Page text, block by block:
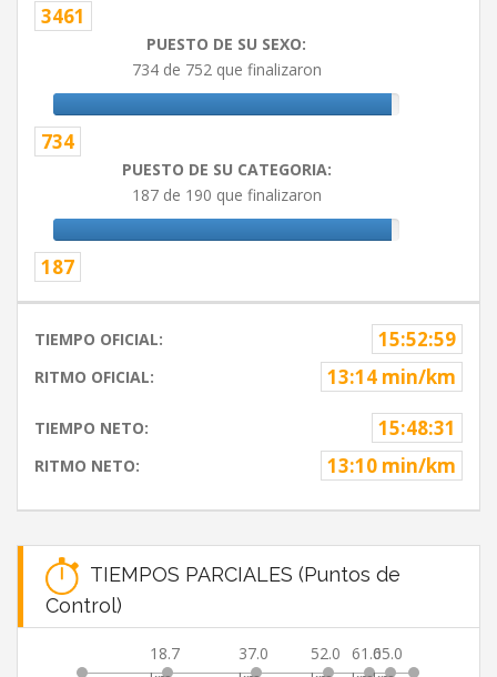
3461
PUESTO DE SU SEXO:
734 de 752 que finalizaron
734
PUESTO DE SU CATEGORIA:
187 de 190 que finalizaron
187
TIEMPO OFICIAL: 15:52:59
RITMO OFICIAL: 13:14 min/km
TIEMPO NETO: 15:48:31
RITMO NETO: 13:10 min/km
TIEMPOS PARCIALES (Puntos de
Control)
18.7
37.0
52.0
61.065.0